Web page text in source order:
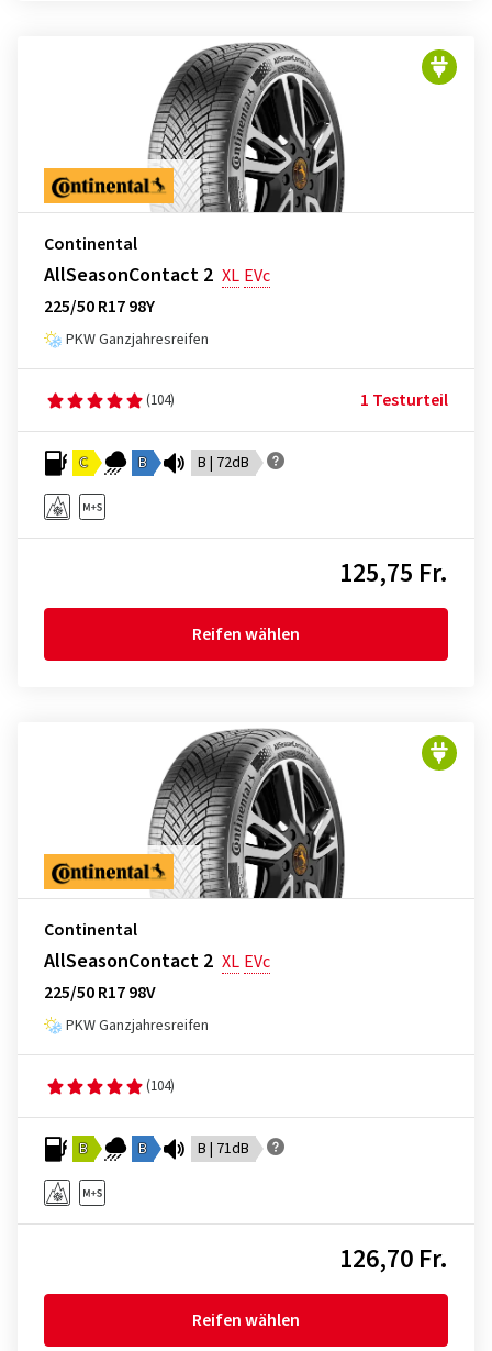
Continental
AllSeasonContact 2 XL EVc
225/50 R17 98Y
PKW Ganzjahresreifen
(104) 1 Testurteil
C B B | 72dB
125,75 Fr.
Reifen wählen
Continental
AllSeasonContact 2 XL EVc
225/50 R17 98V
PKW Ganzjahresreifen
(104)
B B B | 71dB
126,70 Fr.
Reifen wählen